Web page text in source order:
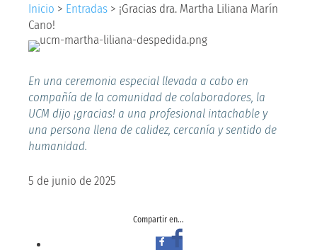
Inicio > Entradas > ¡Gracias dra. Martha Liliana Marín
Cano!
En una ceremonia especial llevada a cabo en
compañía de la comunidad de colaboradores, la
UCM dijo ¡gracias! a una profesional intachable y
una persona llena de calidez, cercanía y sentido de
humanidad.
5 de junio de 2025
Compartir en...